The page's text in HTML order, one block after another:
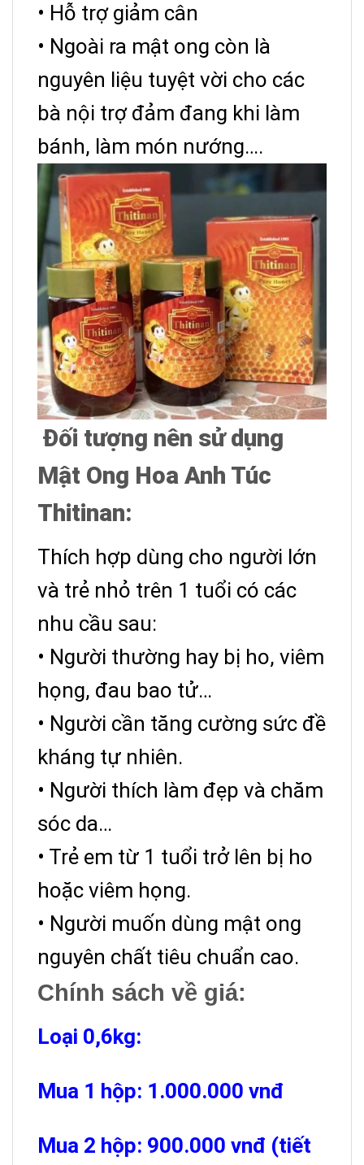
• Hỗ trợ giảm cân
• Ngoài ra mật ong còn là
nguyên liệu tuyệt vời cho các
bà nội trợ đảm đang khi làm
bánh, làm món nướng….
Đối tượng nên sử dụng
Mật Ong Hoa Anh Túc
Thitinan:
Thích hợp dùng cho người lớn
và trẻ nhỏ trên 1 tuổi có các
nhu cầu sau:
• Người thường hay bị ho, viêm
họng, đau bao tử…
• Người cần tăng cường sức đề
kháng tự nhiên.
• Người thích làm đẹp và chăm
sóc da…
• Trẻ em từ 1 tuổi trở lên bị ho
hoặc viêm họng.
• Người muốn dùng mật ong
nguyên chất tiêu chuẩn cao.
Chính sách về giá:
Loại 0,6kg:
Mua 1 hộp: 1.000.000 vnđ
Mua 2 hộp: 900.000 vnđ (tiết